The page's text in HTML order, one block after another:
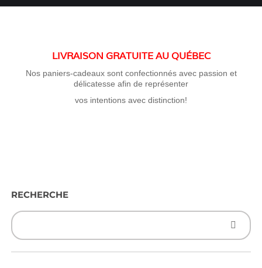
LIVRAISON GRATUITE AU QUÉBEC
Nos paniers-cadeaux sont confectionnés avec passion et
délicatesse afin de représenter
vos intentions avec distinction!
RECHERCHE